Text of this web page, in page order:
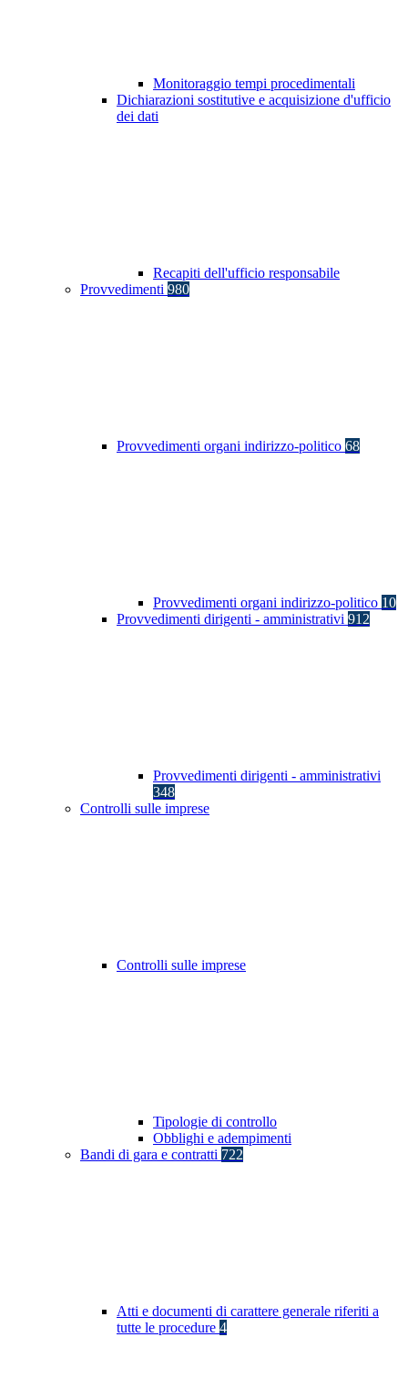
Monitoraggio tempi procedimentali
Dichiarazioni sostitutive e acquisizione d'ufficio
dei dati
Recapiti dell'ufficio responsabile
Provvedimenti 980
Provvedimenti organi indirizzo-politico 68
Provvedimenti organi indirizzo-politico 10
Provvedimenti dirigenti - amministrativi 912
Provvedimenti dirigenti - amministrativi
348
Controlli sulle imprese
Controlli sulle imprese
Tipologie di controllo
Obblighi e adempimenti
Bandi di gara e contratti 722
Atti e documenti di carattere generale riferiti a
tutte le procedure 4